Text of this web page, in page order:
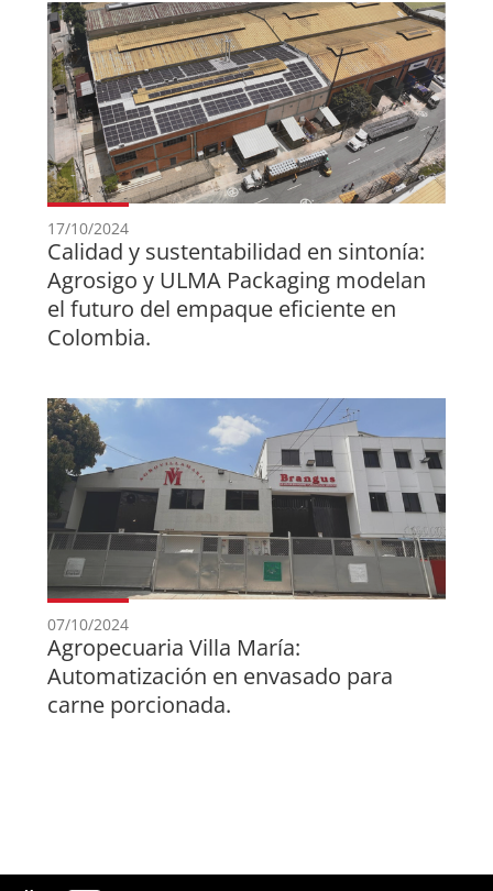
17/10/2024
Calidad y sustentabilidad en sintonía:
Agrosigo y ULMA Packaging modelan
el futuro del empaque eficiente en
Colombia.
07/10/2024
Agropecuaria Villa María:
Automatización en envasado para
carne porcionada.